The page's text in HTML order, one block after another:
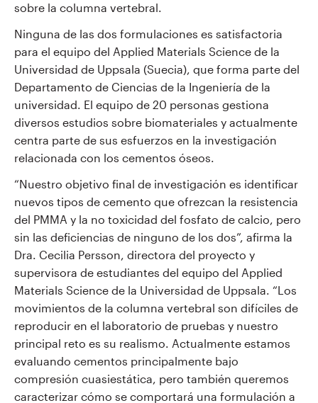
sobre la columna vertebral.
Ninguna de las dos formulaciones es satisfactoria
para el equipo del Applied Materials Science de la
Universidad de Uppsala (Suecia), que forma parte del
Departamento de Ciencias de la Ingeniería de la
universidad. El equipo de 20 personas gestiona
diversos estudios sobre biomateriales y actualmente
centra parte de sus esfuerzos en la investigación
relacionada con los cementos óseos.
“Nuestro objetivo final de investigación es identificar
nuevos tipos de cemento que ofrezcan la resistencia
del PMMA y la no toxicidad del fosfato de calcio, pero
sin las deficiencias de ninguno de los dos”, afirma la
Dra. Cecilia Persson, directora del proyecto y
supervisora de estudiantes del equipo del Applied
Materials Science de la Universidad de Uppsala. “Los
movimientos de la columna vertebral son difíciles de
reproducir en el laboratorio de pruebas y nuestro
principal reto es su realismo. Actualmente estamos
evaluando cementos principalmente bajo
compresión cuasiestática, pero también queremos
caracterizar cómo se comportará una formulación a